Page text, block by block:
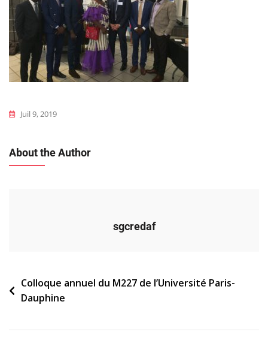
Juil 9, 2019
About the Author
sgcredaf
Navigation
de
Colloque annuel du M227 de l’Université Paris-
Dauphine